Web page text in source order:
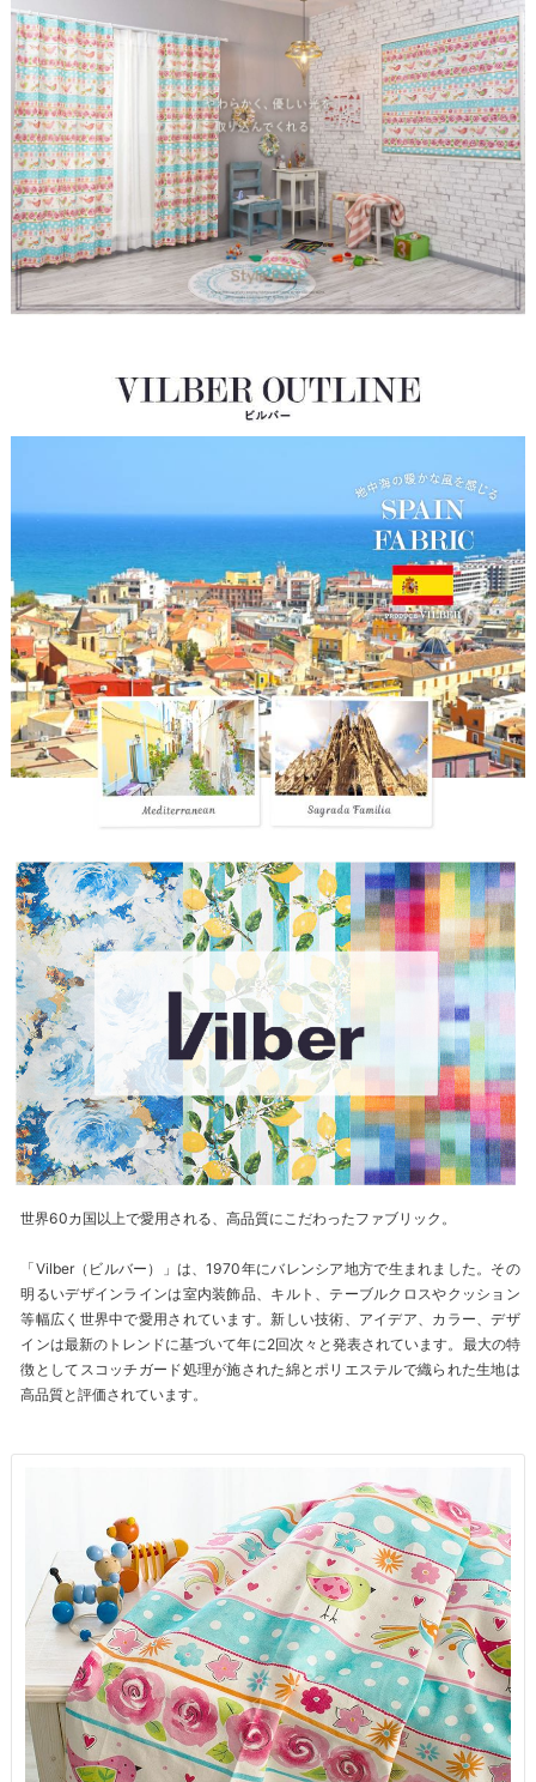
世界60カ国以上で愛用される、高品質にこだわったファブリック。
「Vilber（ビルバー）」は、1970年にバレンシア地方で生まれました。その
明るいデザインラインは室内装飾品、キルト、テーブルクロスやクッション
等幅広く世界中で愛用されています。新しい技術、アイデア、カラー、デザ
インは最新のトレンドに基づいて年に2回次々と発表されています。最大の特
徴としてスコッチガード処理が施された綿とポリエステルで織られた生地は
高品質と評価されています。